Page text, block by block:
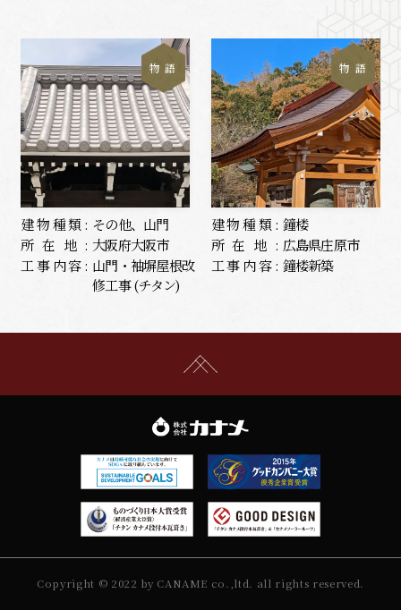
物 語
建物種類: その他、山門
所在地: 大阪府大阪市
工事内容: 山門・袖塀屋根改
修工事 (チタン)
物 語
建物種類: 鐘楼
所在地: 広島県庄原市
工事内容: 鐘楼新築
Copyright © 2022 by CANAME co.,ltd. all rights reserved.